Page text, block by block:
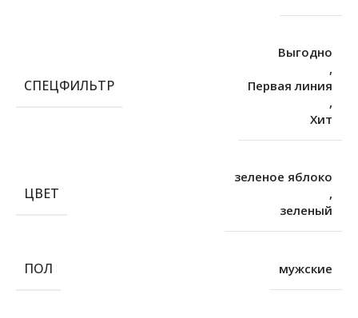
СПЕЦФИЛЬТР
Выгодно
,
Первая линия
,
Хит
ЦВЕТ
зеленое яблоко
,
зеленый
ПОЛ мужские